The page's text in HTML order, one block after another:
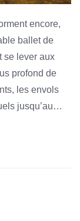
encore,
ballet de
se lever aux
profond de
les envols
jusqu’au…